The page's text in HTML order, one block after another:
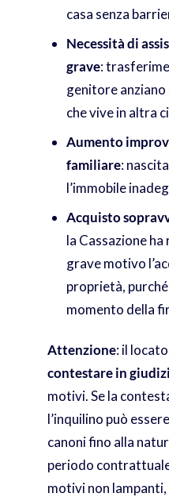
casa senza
Necessità di
grave:
genitore
che vive in altra
Aumento
familiare:
l’immobile
Acquisto
la Cassazione
grave motivo
proprietà,
momento della
Attenzione: il
contestare in
motivi. Se la
l’inquilino può
canoni fino alla
periodo
motivi non